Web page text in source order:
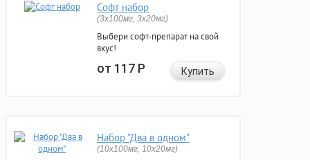
Софт набор
(3x100мг, 3x20мг)
Выбери софт-препарат на свой
вкус!
от 117Р Купить
Набор "Два в одном"
(10x100мг, 10x20мг)